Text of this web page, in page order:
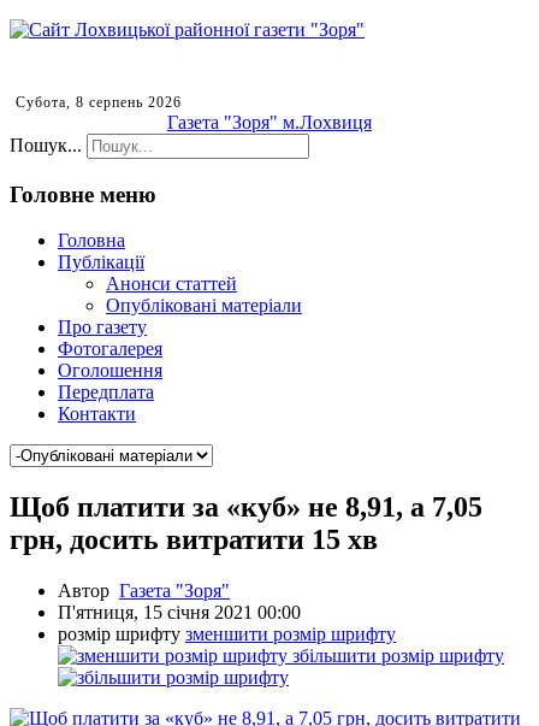
Субота, 8 серпень 2026
Газета "Зоря" м.Лохвиця
Пошук...
Головне меню
Головна
Публікації
Анонси статтей
Опубліковані матеріали
Про газету
Фотогалерея
Оголошення
Передплата
Контакти
Щоб платити за «куб» не 8,91, а 7,05
грн, досить витратити 15 хв
Автор Газета "Зоря"
П'ятниця, 15 січня 2021 00:00
розмір шрифту зменшити розмір шрифту
збільшити розмір шрифту